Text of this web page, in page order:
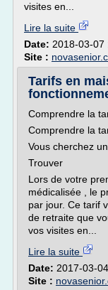
visites en...
Lire la suite
Date: 2018-03-07
Site :
Tarifs en
Comprendre la
Comprendre la
Vous cherchez
Trouver
Lors de votre
médicalisée , le
par jour. Ce tarif
de retraite que
vos visites en...
Lire la suite
Date: 2017-03-
Site :